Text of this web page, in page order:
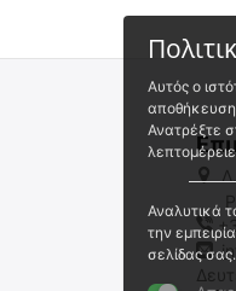
Αυτός ο
Ανατρέξτε
Αναλυτικά
την
σελίδας σας.